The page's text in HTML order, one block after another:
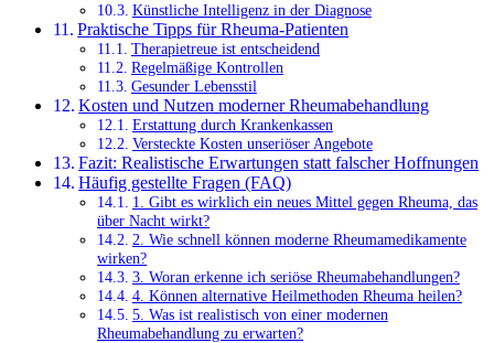
Künstliche Intelligenz in der Diagnose
Praktische Tipps für Rheuma-Patienten
Therapietreue ist entscheidend
Regelmäßige Kontrollen
Gesunder Lebensstil
Kosten und Nutzen moderner Rheumabehandlung
Erstattung durch Krankenkassen
Versteckte Kosten unseriöser Angebote
Fazit: Realistische Erwartungen statt falscher Hoffnungen
Häufig gestellte Fragen (FAQ)
1. Gibt es wirklich ein neues Mittel gegen Rheuma, das
über Nacht wirkt?
2. Wie schnell können moderne Rheumamedikamente
wirken?
3. Woran erkenne ich seriöse Rheumabehandlungen?
4. Können alternative Heilmethoden Rheuma heilen?
5. Was ist realistisch von einer modernen
Rheumabehandlung zu erwarten?